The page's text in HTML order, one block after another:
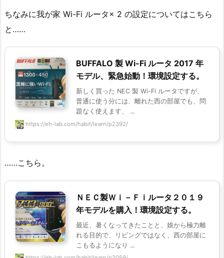
ちなみに我が家 Wi-Fi ルータ× 2 の設定についてはこちら
と……
BUFFALO 製 Wi-Fi ルータ 2017 年
モデル、緊急始動！環境設定する。
新しく買った NEC 製 Wi-Fi ルータですが、
普通に使う分には、離れた西の部屋でも、問
題なく使えます、 ...
https://eh-lab.com/habit/learn/p2392/
……こちら。
ＮＥＣ製Ｗｉ－Ｆｉルータ２０１９
年モデルを購入！環境設定する。
最近、暑くなってきたことと、娘から極力離
れる目的で、リビングではなく、西の部屋に
こもるようになり ...